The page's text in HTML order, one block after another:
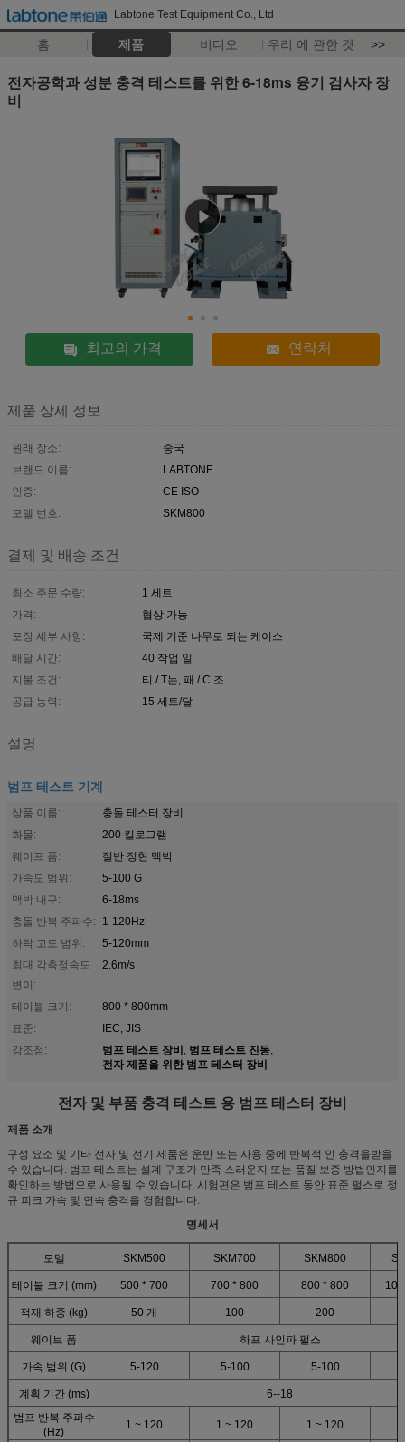
Labtone Test Equipment Co., Ltd
홈 제품 비디오 우리 에 관한 것 >>
전자공학과 성분 충격 테스트를 위한 6-18ms 융기 검사자 장
비
최고의 가격 연락처
제품 상세 정보
원래 장소:
중국
브랜드 이름:
LABTONE
인증:
CE ISO
모델 번호:
SKM800
결제 및 배송 조건
최소 주문 수량:
1 세트
가격:
협상 가능
포장 세부 사항:
국제 기준 나무로 되는 케이스
배달 시간:
40 작업 일
지불 조건:
티 / T는, 패 / C 조
공급 능력:
15 세트/달
설명
범프 테스트 기계
상품 이름:
충돌 테스터 장비
화물:
200 킬로그램
웨이프 폼:
절반 정현 맥박
가속도 범위:
5-100 G
맥박 내구:
6-18ms
충돌 반복 주파수:
1-120Hz
하락 고도 범위:
5-120mm
최대 각측정속도
변이:
2.6m/s
테이블 크기:
800 * 800mm
표준:
IEC, JIS
강조점:
범프 테스트 장비, 범프 테스트 진동,
전자 제품을 위한 범프 테스터 장비
전자 및 부품 충격 테스트 용 범프 테스터 장비
제품 소개
구성 요소 및 기타 전자 및 전기 제품은 운반 또는 사용 중에 반복적 인 충격을받을
수 있습니다. 범프 테스트는 설계 구조가 만족 스러운지 또는 품질 보증 방법인지를
확인하는 방법으로 사용될 수 있습니다. 시험편은 범프 테스트 동안 표준 펄스로 정
규 피크 가속 및 연속 충격을 경험합니다.
명세서
모델 SKM500 SKM700 SKM800
테이블 크기 (mm) 500 * 700 700 * 800 800 * 800
적재 하중 (kg) 50 개 100 200
웨이브 폼 하프 사인파 펄스
가속 범위 (G) 5-120 5-100 5-100
계획 기간 (ms)
6--18
범프 반복 주파수
(Hz)
1 ~ 120 1 ~ 120 1 ~ 120